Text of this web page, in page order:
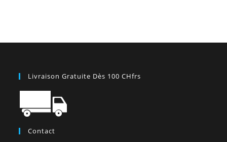
Livraison Gratuite Dès 100 CHfrs
Contact